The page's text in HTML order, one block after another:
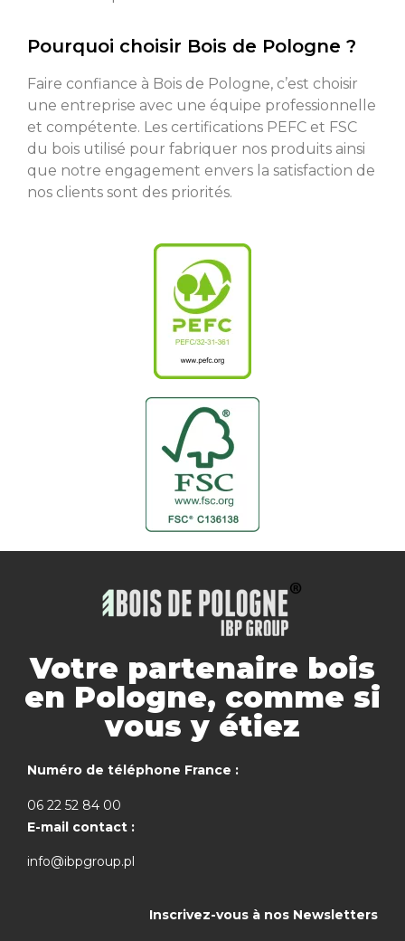
Pourquoi choisir Bois de Pologne ?
Faire confiance à Bois de Pologne, c’est choisir
une entreprise avec une équipe professionnelle
et compétente. Les certifications PEFC et FSC
du bois utilisé pour fabriquer nos produits ainsi
que notre engagement envers la satisfaction de
nos clients sont des priorités.
Votre partenaire bois
en Pologne, comme si
vous y étiez
Numéro de téléphone France :
06 22 52 84 00
E-mail contact :
info@ibpgroup.pl
Inscrivez-vous à nos Newsletters